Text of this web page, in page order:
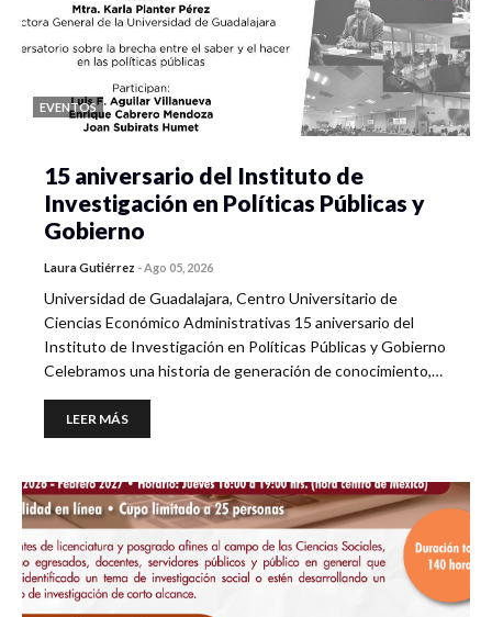
EVENTOS
15 aniversario del Instituto de
Investigación en Políticas Públicas y
Gobierno
Laura Gutiérrez -Ago 05, 2026
Universidad de Guadalajara, Centro Universitario de
Ciencias Económico Administrativas 15 aniversario del
Instituto de Investigación en Políticas Públicas y Gobierno
Celebramos una historia de generación de conocimiento,…
LEER MÁS